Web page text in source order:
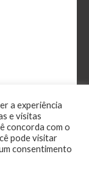
a experiência
e visitas
concorda com o
pode visitar
consentimento